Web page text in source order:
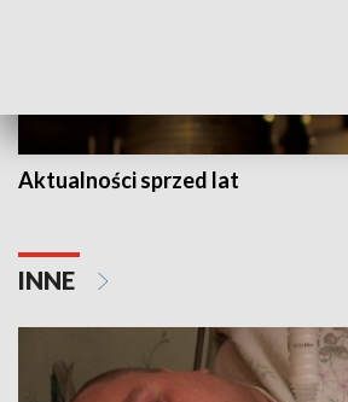
Aktualności sprzed lat
INNE